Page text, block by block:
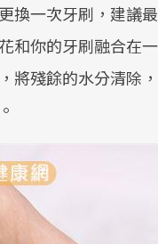
換一次牙刷，建議
和你的牙刷融合在
將殘餘的水分清除